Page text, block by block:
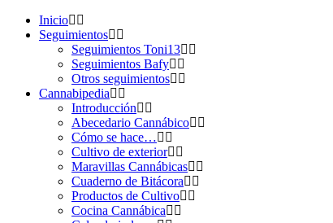
Inicio
Seguimientos
Seguimientos Toni13
Seguimientos Bafy
Otros seguimientos
Cannabipedia
Introducción
Abecedario Cannábico
Cómo se hace…
Cultivo de exterior
Maravillas Cannábicas
Cuaderno de Bitácora
Productos de Cultivo
Cocina Cannábica